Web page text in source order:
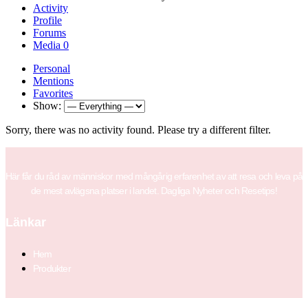
Activity
Profile
Forums
Media 0
Personal
Mentions
Favorites
Show:
Sorry, there was no activity found. Please try a different filter.
Här får du råd av människor med mångårig erfarenhet av att resa och leva på
de mest avlägsna platser i landet. Dagliga Nyheter och Resetips!
Länkar
Hem
Produkter